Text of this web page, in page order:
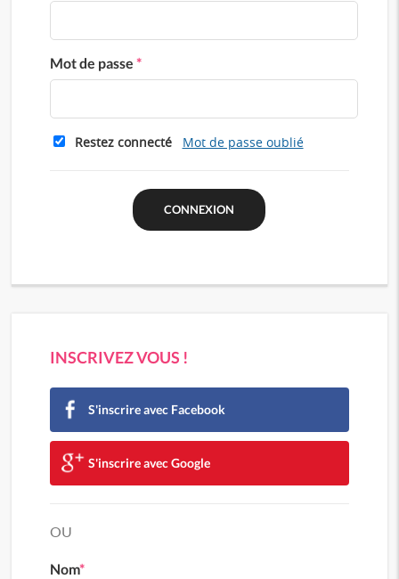
Mot de passe *
Restez connecté Mot de passe oublié
INSCRIVEZ VOUS !
S'inscrire avec Facebook
S'inscrire avec Google
OU
Nom*